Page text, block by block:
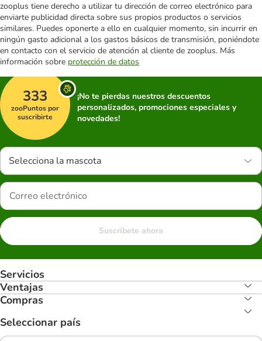
zooplus tiene derecho a utilizar tu dirección de correo electrónico para
enviarte publicidad directa sobre sus propios productos o servicios
similares. Puedes oponerte a ello en cualquier momento, sin incurrir en
ningún gasto adicional a los gastos básicos de transmisión, poniéndote
en contacto con el servicio de atención al cliente de zooplus. Más
información sobre protección de datos
333
zooPuntos por
suscribirte
¡No te pierdas nuestros descuentos
personalizados, promociones especiales y
novedades!
Selecciona la mascota
Suscríbete ahora
Servicios
Ventajas
Compras
Seleccionar país